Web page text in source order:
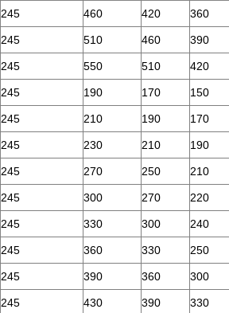
245 460 420 360
245 510 460 390
245 550 510 420
245 190 170 150
245 210 190 170
245 230 210 190
245 270 250 210
245 300 270 220
245 330 300 240
245 360 330 250
245 390 360 300
245 430 390 330